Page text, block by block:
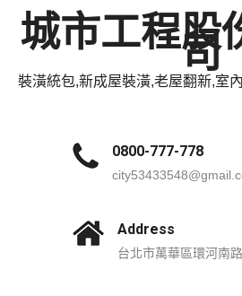
城市工程股
司
裝潢統包,新成屋裝潢,老屋翻新,室
0800-777-778
Address
台北市萬華區環河南